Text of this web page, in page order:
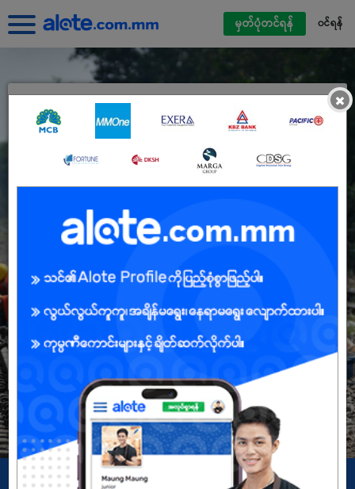
မှတ်ပုံတင်ရန် ၀င်ရန်
Alote ကိုယ်ရေးရာဇဝင်ဖြင့်ဝင်ရောက်ပါ
မြန်မာမိုဘိုင်းဖုန်းနံပါတ်
လျှို့ဝှက်နံပါတ် မေ့နေသည်
အကောင့်မရှိသေးဘူးလား? မှတ်ပုံတင်မယ်
×